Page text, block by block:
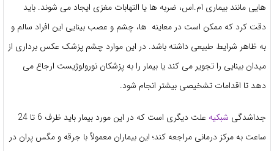
هایی مانند بیماری ام.اس، ضربه ها یا التهابات مغزی ایجاد می شوند. باید
دقت کرد که ممکن است در معاینه ها، چشم و عصب بینایی این افراد سالم و
به ظاهر شرایط طبیعی داشته باشد. در این موارد چشم پزشک عکس برداری از
میدان بینایی را تجویر می کند یا بیمار را به پزشکان نورولوژیست ارجاع می
دهد تا اقدامات تشخیصی بیشتر انجام شود.
جداشدگی شبکیه
علت دیگری است که در این مورد بیمار باید ظرف 6 تا 24
ساعت به مرکز درمانی مراجعه کند؛ این بیماران معمولاً با جرقه و مگس پران در